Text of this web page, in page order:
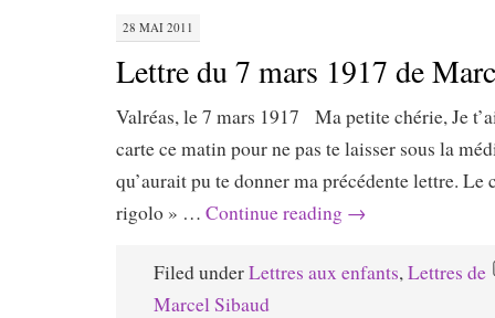
28 MAI 2011
Lettre du 7 mars 1917 de
Valréas, le 7 mars 1917 Ma petite chérie, Je
carte ce matin pour ne pas te laisser sous la
qu’aurait pu te donner ma précédente lettre. Le
rigolo » … Continue reading →
Filed underLettres aux enfants,Lettres de
Marcel Sibaud